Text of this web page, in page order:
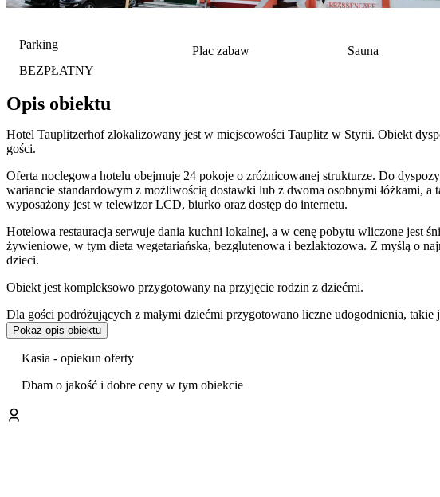
Parking
BEZPŁATNY
Plac zabaw Sauna
Opis obiektu
Hotel Tauplitzerhof zlokalizowany jest w miejscowości Tauplitz w Styrii. Obiekt
gości.
Oferta noclegowa hotelu obejmuje 24 pokoje o zróżnicowanej strukturze. Do
wariancie standardowym z możliwością dostawki lub z dwoma osobnymi łóżkami,
wyposażony jest w telewizor LCD, biurko oraz dostęp do internetu.
Hotelowa restauracja serwuje dania kuchni lokalnej, a w cenę pobytu wliczone jest
żywieniowe, w tym dieta wegetariańska, bezglutenowa i bezlaktozowa. Z myślą o
dzieci.
Obiekt jest kompleksowo przygotowany na przyjęcie rodzin z dziećmi.
Dla gości podróżujących z małymi dziećmi przygotowano liczne udogodnienia, takie
dziecięcą i zestawy do karmienia. Dostępny jest również
Zaplecze rekreacyjne hotelu obejmuje strefę wellness z bezpłatną
Na terenie obiektu znajduje się
Pokaż opis obiektu
Kasia - opiekun oferty
Dbam o jakość i dobre ceny w tym obiekcie